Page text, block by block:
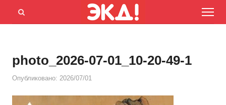
Menu
Открыть
photo_2026-07-01_10-20-49-1
Опубликовано: 2026/07/01